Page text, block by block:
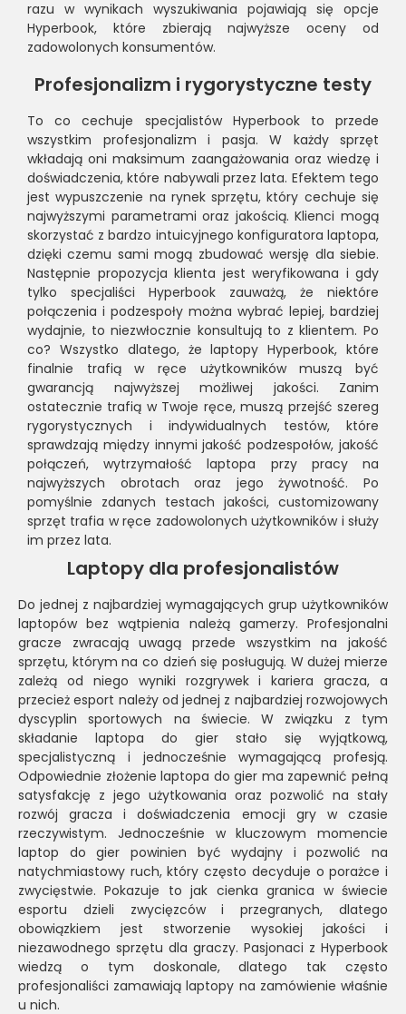
razu w wynikach wyszukiwania pojawiają się opcje
Hyperbook, które zbierają najwyższe oceny od
zadowolonych konsumentów.
Profesjonalizm i rygorystyczne testy
To co cechuje specjalistów Hyperbook to przede
wszystkim profesjonalizm i pasja. W każdy sprzęt
wkładają oni maksimum zaangażowania oraz wiedzę i
doświadczenia, które nabywali przez lata. Efektem tego
jest wypuszczenie na rynek sprzętu, który cechuje się
najwyższymi parametrami oraz jakością. Klienci mogą
skorzystać z bardzo intuicyjnego konfiguratora laptopa,
dzięki czemu sami mogą zbudować wersję dla siebie.
Następnie propozycja klienta jest weryfikowana i gdy
tylko specjaliści Hyperbook zauważą, że niektóre
połączenia i podzespoły można wybrać lepiej, bardziej
wydajnie, to niezwłocznie konsultują to z klientem. Po
co? Wszystko dlatego, że laptopy Hyperbook, które
finalnie trafią w ręce użytkowników muszą być
gwarancją najwyższej możliwej jakości. Zanim
ostatecznie trafią w Twoje ręce, muszą przejść szereg
rygorystycznych i indywidualnych testów, które
sprawdzają między innymi jakość podzespołów, jakość
połączeń, wytrzymałość laptopa przy pracy na
najwyższych obrotach oraz jego żywotność. Po
pomyślnie zdanych testach jakości, customizowany
sprzęt trafia w ręce zadowolonych użytkowników i służy
im przez lata.
Laptopy dla profesjonalistów
Do jednej z najbardziej wymagających grup użytkowników
laptopów bez wątpienia należą gamerzy. Profesjonalni
gracze zwracają uwagą przede wszystkim na jakość
sprzętu, którym na co dzień się posługują. W dużej mierze
zależą od niego wyniki rozgrywek i kariera gracza, a
przecież esport należy od jednej z najbardziej rozwojowych
dyscyplin sportowych na świecie. W związku z tym
składanie laptopa do gier stało się wyjątkową,
specjalistyczną i jednocześnie wymagającą profesją.
Odpowiednie złożenie laptopa do gier ma zapewnić pełną
satysfakcję z jego użytkowania oraz pozwolić na stały
rozwój gracza i doświadczenia emocji gry w czasie
rzeczywistym. Jednocześnie w kluczowym momencie
laptop do gier powinien być wydajny i pozwolić na
natychmiastowy ruch, który często decyduje o porażce i
zwycięstwie. Pokazuje to jak cienka granica w świecie
esportu dzieli zwycięzców i przegranych, dlatego
obowiązkiem jest stworzenie wysokiej jakości i
niezawodnego sprzętu dla graczy. Pasjonaci z Hyperbook
wiedzą o tym doskonale, dlatego tak często
profesjonaliści zamawiają laptopy na zamówienie właśnie
u nich.